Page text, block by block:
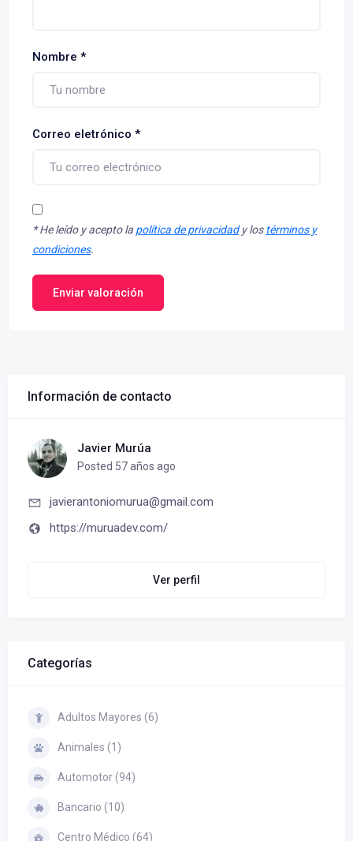
Nombre *
Correo eletrónico *
*He leído y acepto la política de privacidady lostérminos y
condiciones.
Enviar valoración
Información de contacto
Javier Murúa
Posted 57 años ago
javierantoniomurua@gmail.com
https://muruadev.com/
Ver perfil
Categorías
Adultos Mayores (6)
Animales (1)
Automotor (94)
Bancario (10)
Centro Médico (64)